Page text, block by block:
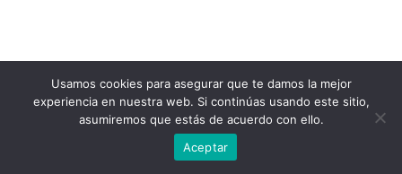
Usamos cookies para asegurar que te damos la mejor
experiencia en nuestra web. Si continúas usando este sitio,
asumiremos que estás de acuerdo con ello.
Aceptar